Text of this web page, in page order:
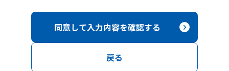
戻る
同意して入力内容を確認する